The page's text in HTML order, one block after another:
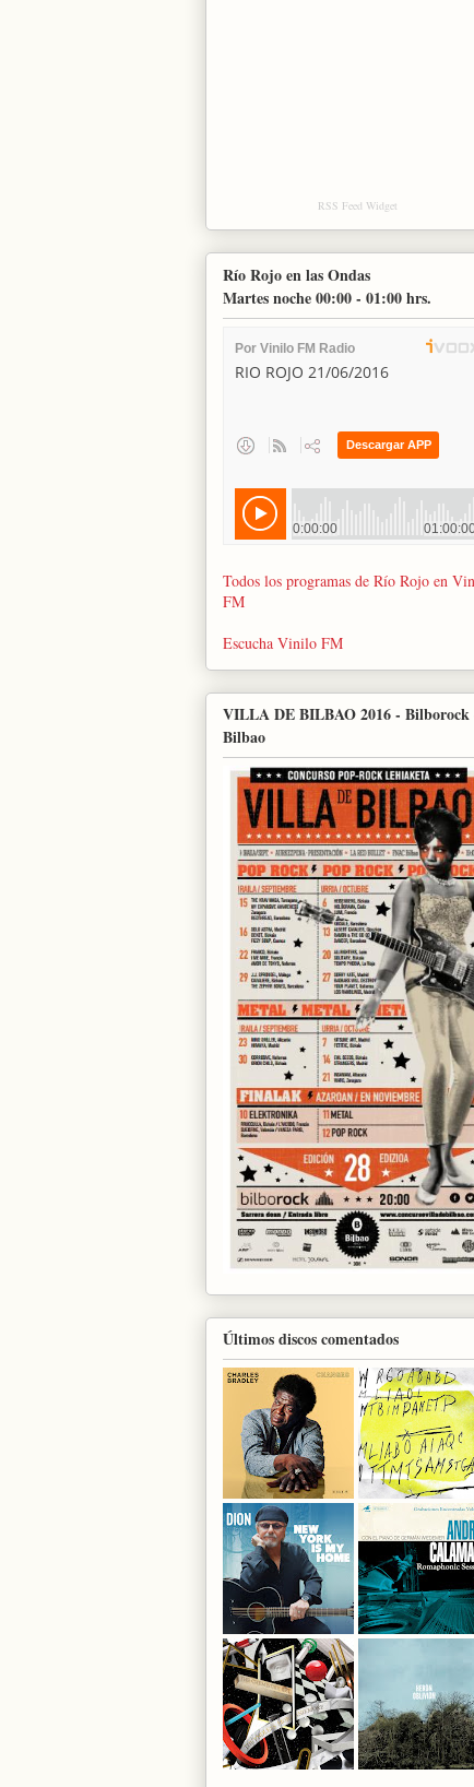
RSS Feed Widget
Río Rojo en las Ondas
Martes noche 00:00 - 01:00 hrs.
Todos los programas de Río Rojo en
FM
Escucha Vinilo FM
VILLA DE BILBAO 2016 - Bilborock
Bilbao
Últimos discos comentados